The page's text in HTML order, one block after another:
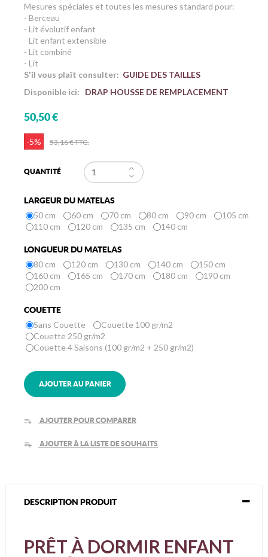
Mesures spéciales et toutes les mesures standard pour:
- Berceau
- Lit évolutif enfant
- Lit enfant extensible
- Lit combiné
- Lit
S'il vous plaît consulter: GUIDE DES TAILLES
Disponible ici:
DRAP HOUSSE DE REMPLACEMENT
50,50 €
-5% 53,16 €TTC.
QUANTITÉ
LARGEUR DU MATELAS
50 cm 60 cm 70 cm 80 cm 90 cm
105 cm
110 cm
120 cm 135 cm 140 cm
LONGUEUR DU MATELAS
80 cm 120 cm 130 cm 140 cm
150 cm
160 cm
165 cm 170 cm 180 cm
190 cm
200 cm
COUETTE
Sans Couette
Couette 100 gr/m2
Couette 250 gr/m2
Couette 4 Saisons (100 gr/m2 + 250 gr/m2)
AJOUTER AU PANIER
playlist_add AJOUTER POUR COMPARER
playlist_add AJOUTER À LA LISTE DE SOUHAITS
DESCRIPTION PRODUIT
PRÊT À DORMIR ENFANT